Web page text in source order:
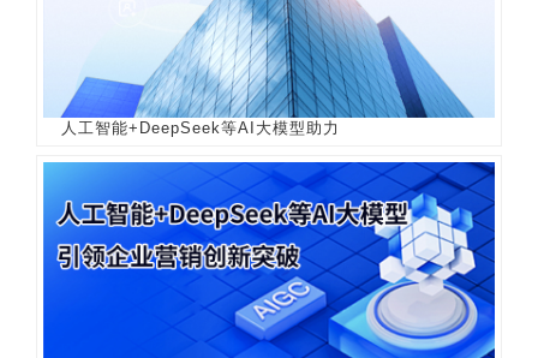
人工智能+DeepSeek等AI大模型助力